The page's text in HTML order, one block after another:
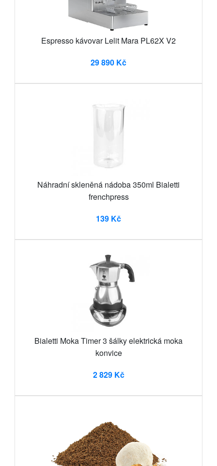
Espresso kávovar Lelit Mara PL62X V2
29 890 Kč
Náhradní skleněná nádoba 350ml Bialetti
frenchpress
139 Kč
Bialetti Moka Timer 3 šálky elektrická moka
konvice
2 829 Kč